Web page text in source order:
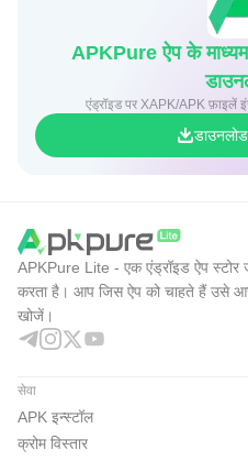
APKPure ऐप के
एंड्रॉइड पर
APKPure Lite - एक एंड्रॉइड ऐप
करता है। आप जिस ऐप को चाहते हैं उसे
खोजें।
सेवा
APK इन्स्टॉल
क्रोम विस्तार